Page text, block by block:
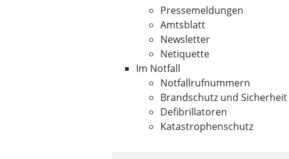
Pressemeldungen
Amtsblatt
Newsletter
Netiquette
Im Notfall
Notfallrufnummern
Brandschutz und Sicherheit
Defibrillatoren
Katastrophenschutz